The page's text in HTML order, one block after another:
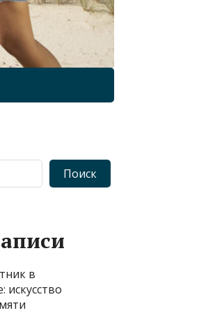
Поиск
в
искусство